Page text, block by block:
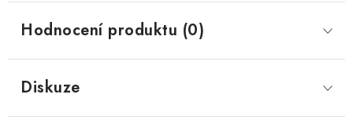
Hodnocení produktu (0)
Diskuze